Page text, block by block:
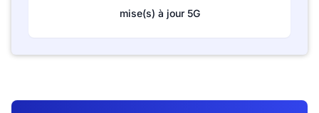
mise(s) à jour 5G